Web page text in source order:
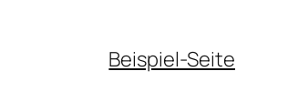
Beispiel-Seite